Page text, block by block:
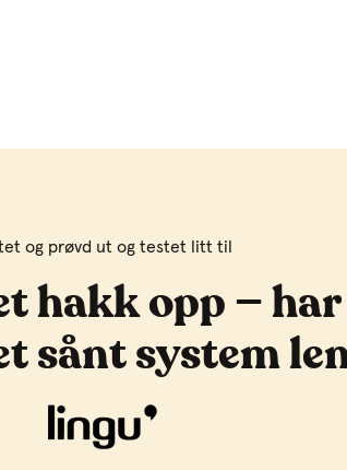
og prøvd ut og testet litt til
hakk opp —
sånt system